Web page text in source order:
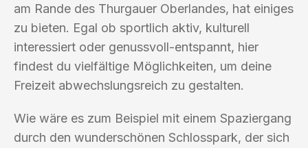
am Rande des Thurgauer Oberlandes, hat einiges
zu bieten. Egal ob sportlich aktiv, kulturell
interessiert oder genussvoll-entspannt, hier
findest du vielfältige Möglichkeiten, um deine
Freizeit abwechslungsreich zu gestalten.
Wie wäre es zum Beispiel mit einem Spaziergang
durch den wunderschönen Schlosspark, der sich